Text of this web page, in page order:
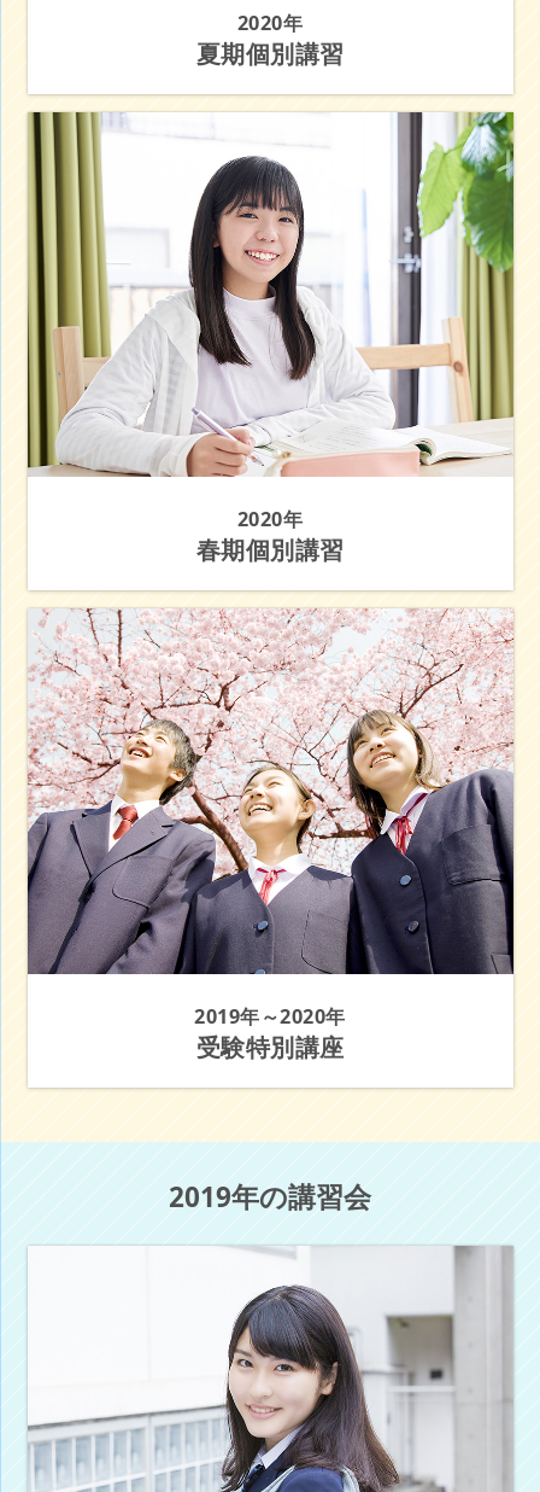
2020年
夏期個別講習
2020年
春期個別講習
2019年～2020年
受験特別講座
2019年の講習会